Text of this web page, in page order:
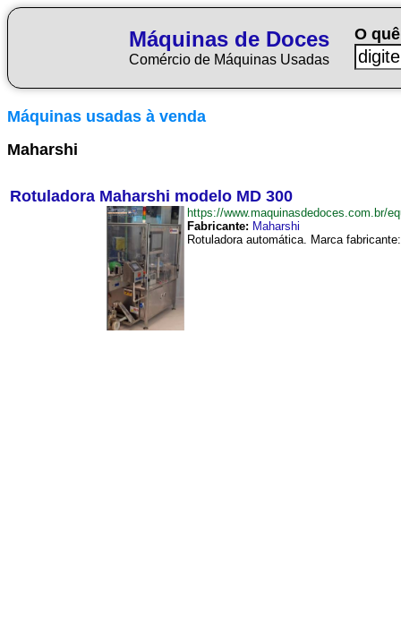
Máquinas de Doces
Comércio de Máquinas Usadas
O
Máquinas usadas à venda
Maharshi
Rotuladora Maharshi modelo MD 300
https://www.maquinasdedoces.com.br/
Fabricante: Maharshi
Rotuladora automática. Marca